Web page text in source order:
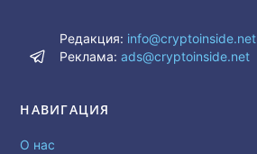
Редакция: info@cryptoinside.net
Реклама:ads@cryptoinside.net
НАВИГАЦИЯ
О нас